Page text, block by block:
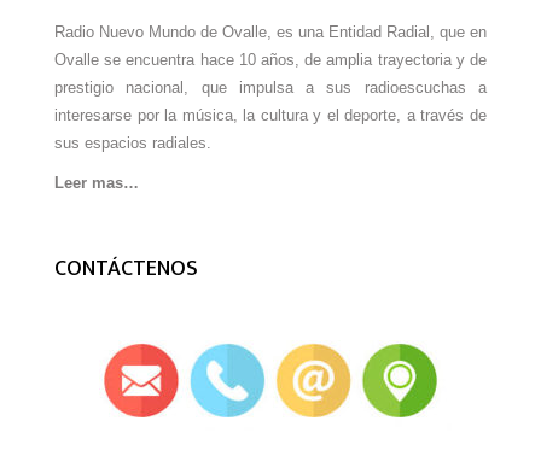
Radio Nuevo Mundo de Ovalle, es una Entidad Radial, que en
Ovalle se encuentra hace 10 años, de amplia trayectoria y de
prestigio nacional, que impulsa a sus radioescuchas a
interesarse por la música, la cultura y el deporte, a través de
sus espacios radiales.
Leer mas…
CONTÁCTENOS